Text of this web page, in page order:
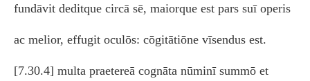
fundāvit deditque circā sē, maiorque est pars suī operis
ac melior, effugit oculōs: cōgitātiōne vīsendus est.
[7.30.4] multa praetereā cognāta nūminī summō et